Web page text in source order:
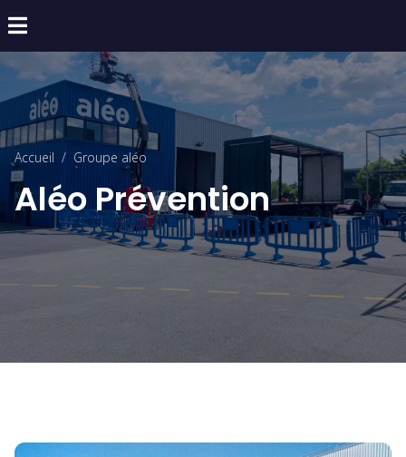
Accueil Groupe aléo
Aléo Prévention